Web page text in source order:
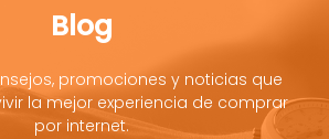
Blog
promociones y noticias que
la mejor experiencia de comprar
por internet.